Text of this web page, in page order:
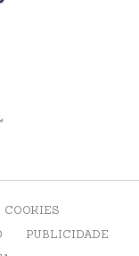
PUBLICIDADE